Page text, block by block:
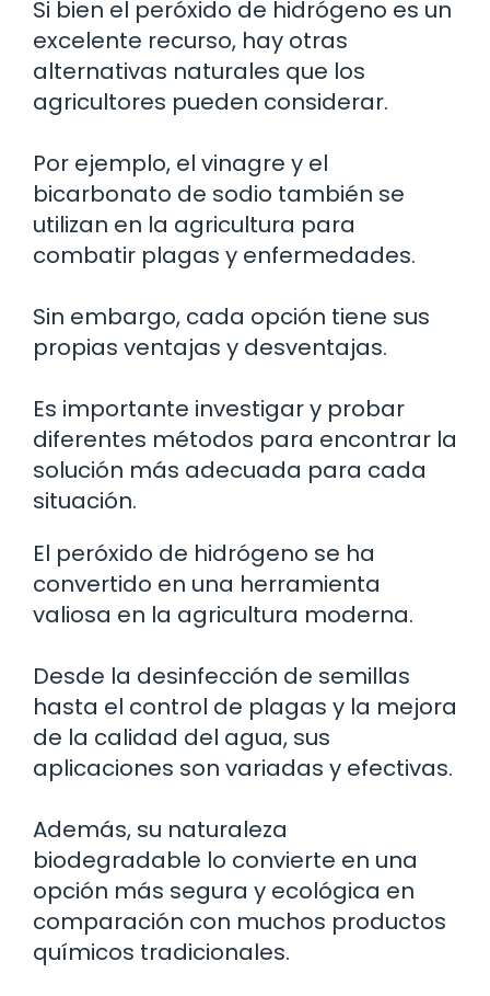
Si bien el peróxido de hidrógeno es un
excelente recurso, hay otras
alternativas naturales que los
agricultores pueden considerar.
Por ejemplo, el vinagre y el
bicarbonato de sodio también se
utilizan en la agricultura para
combatir plagas y enfermedades.
Sin embargo, cada opción tiene sus
propias ventajas y desventajas.
Es importante investigar y probar
diferentes métodos para encontrar la
solución más adecuada para cada
situación.
El peróxido de hidrógeno se ha
convertido en una herramienta
valiosa en la agricultura moderna.
Desde la desinfección de semillas
hasta el control de plagas y la mejora
de la calidad del agua, sus
aplicaciones son variadas y efectivas.
Además, su naturaleza
biodegradable lo convierte en una
opción más segura y ecológica en
comparación con muchos productos
químicos tradicionales.